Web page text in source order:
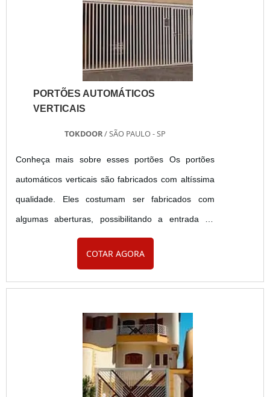
PORTÕES AUTOMÁTICOS
VERTICAIS
TOKDOOR/ SÃO PAULO - SP
Conheça mais sobre esses portões Os portões
automáticos verticais são fabricados com altíssima
qualidade. Eles costumam ser fabricados com
algumas aberturas, possibilitando a entrada de
iluminação e circulação de ar. Essa é uma
característica excelente para realizar a circulação
plantas. Os espaços desses portões permitem a
visão para o outro lado de ....
COTAR AGORA